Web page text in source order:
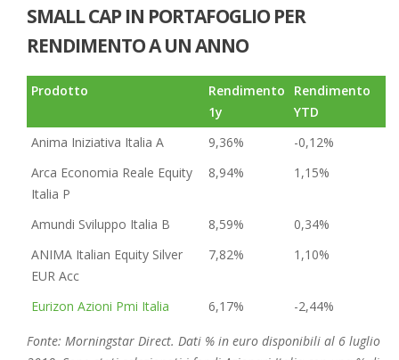
SMALL CAP IN PORTAFOGLIO PER
RENDIMENTO A UN ANNO
Prodotto
Rendimento
1y
Rendimento
YTD
Anima Iniziativa Italia A
9,36%
-0,12%
Arca Economia Reale Equity
Italia P
8,94% 1,15%
Amundi Sviluppo Italia B 8,59%
0,34%
ANIMA Italian Equity Silver
EUR Acc
7,82% 1,10%
Eurizon Azioni Pmi Italia 6,17% -2,44%
Fonte: Morningstar Direct. Dati % in euro disponibili al 6 luglio